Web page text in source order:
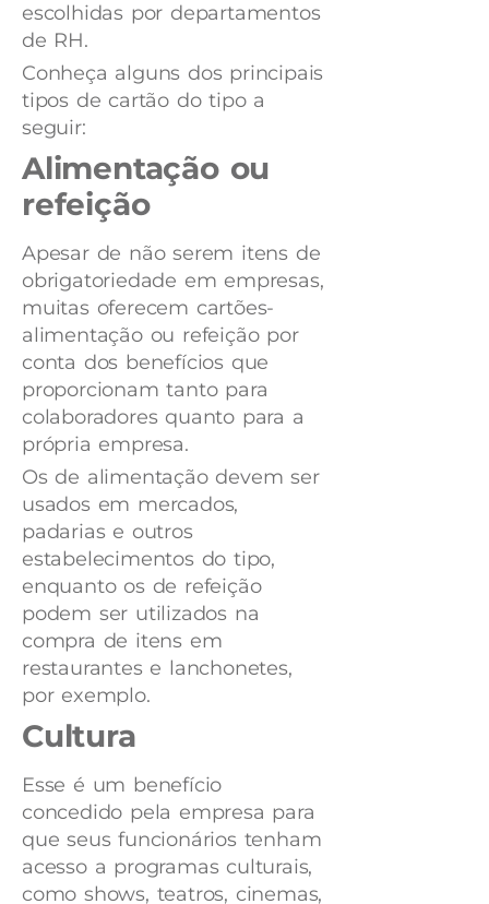
escolhidas por departamentos
de RH.
Conheça alguns dos principais
tipos de cartão do tipo a
seguir:
Alimentação ou
refeição
Apesar de não serem itens de
obrigatoriedade em empresas,
muitas oferecem cartões-
alimentação ou refeição por
conta dos benefícios que
proporcionam tanto para
colaboradores quanto para a
própria empresa.
Os de alimentação devem ser
usados em mercados,
padarias e outros
estabelecimentos do tipo,
enquanto os de refeição
podem ser utilizados na
compra de itens em
restaurantes e lanchonetes,
por exemplo.
Cultura
Esse é um benefício
concedido pela empresa para
que seus funcionários tenham
acesso a programas culturais,
como shows, teatros, cinemas,